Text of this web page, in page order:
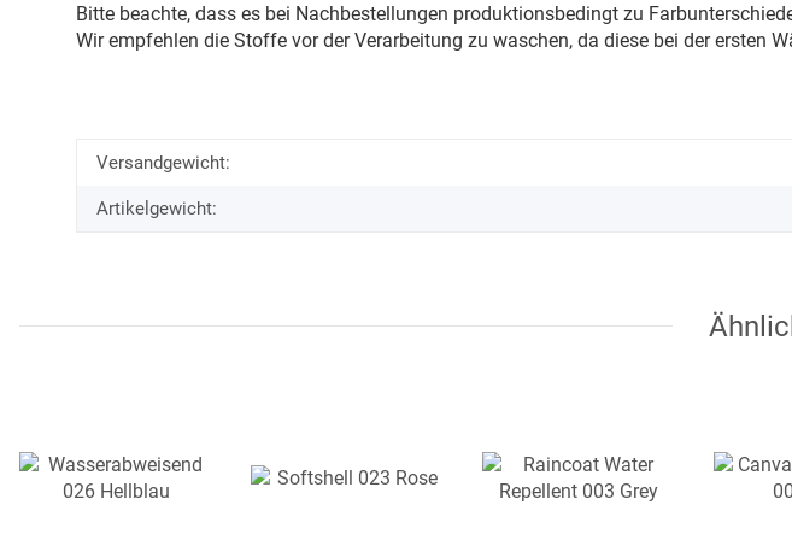
Bitte beachte, dass es bei Nachbestellungen produktionsbedingt zu
Wir empfehlen die Stoffe vor der Verarbeitung zu waschen, da diese bei der ersten
Versandgewicht:
Artikelgewicht: